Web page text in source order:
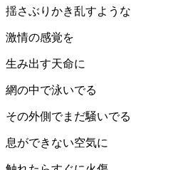
揺さぶりかき乱すような
激情の感覚を
生み出す天命に
網の中で泳いでる
その外側でまだ騒いでる
息ができない空気に